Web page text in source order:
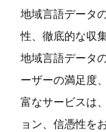
地域言語データ
性、徹底的な収
地域言語データ
ーザーの満足度
富なサービスは
ョン、信憑性を